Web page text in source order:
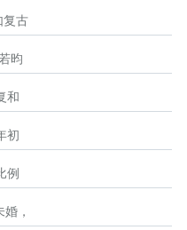
复古
昀
和
初
例
，